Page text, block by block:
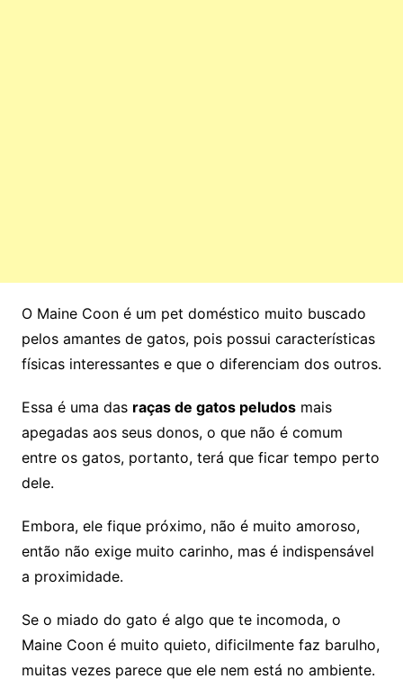
O Maine Coon é um pet doméstico muito buscado
pelos amantes de gatos, pois possui características
físicas interessantes e que o diferenciam dos outros.
Essa é uma das raças de gatos peludosmais
apegadas aos seus donos, o que não é comum
entre os gatos, portanto, terá que ficar tempo perto
dele.
Embora, ele fique próximo, não é muito amoroso,
então não exige muito carinho, mas é indispensável
a proximidade.
Se o miado do gato é algo que te incomoda, o
Maine Coon é muito quieto, dificilmente faz barulho,
muitas vezes parece que ele nem está no ambiente.